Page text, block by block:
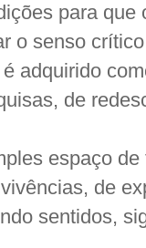
para que
o senso
adquirido
de
espaço
de
sentidos,